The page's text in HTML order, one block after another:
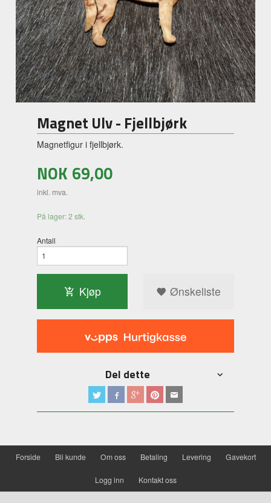
Magnet Ulv - Fjellbjørk
Magnetfigur i fjellbjørk.
NOK 69,00
inkl. mva.
På lager: 2 stk.
Antall
Kjøp Ønskeliste
Del dette
Forside Bli kunde Om oss Betaling Levering Gavekort
Logg inn Kontakt oss